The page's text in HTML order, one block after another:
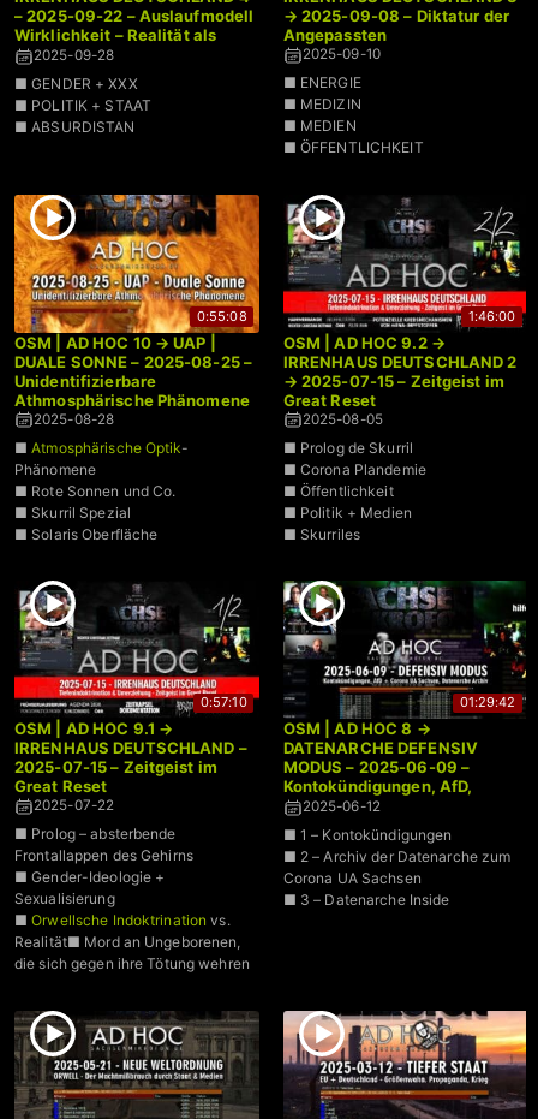
– 2025-09-22 – Auslaufmodell
Wirklichkeit – Realität als
Feindbild
2025-09-28
■ GENDER + XXX
■ POLITIK + STAAT
■ ABSURDISTAN
→ 2025-09-08 – Diktatur der
Angepassten
2025-09-10
■ ENERGIE
■ MEDIZIN
■ MEDIEN
■ ÖFFENTLICHKEIT
0:55:08
OSM | AD HOC 10 → UAP |
DUALE SONNE – 2025-08-25 –
Unidentifizierbare
Athmosphärische Phänomene
2025-08-28
■Atmosphärische Optik-
Phänomene
■ Rote Sonnen und Co.
■ Skurril Spezial
■ Solaris Oberfläche
1:46:00
OSM | AD HOC 9.2 →
IRRENHAUS DEUTSCHLAND 2
→ 2025-07-15 – Zeitgeist im
Great Reset
2025-08-05
■ Prolog de Skurril
■ Corona Plandemie
■ Öffentlichkeit
■ Politik + Medien
■ Skurriles
0:57:10
OSM | AD HOC 9.1 →
IRRENHAUS DEUTSCHLAND –
2025-07-15 – Zeitgeist im
Great Reset
2025-07-22
■ Prolog – absterbende
Frontallappen des Gehirns
■ Gender-Ideologie +
Sexualisierung
■Orwellsche Indoktrination vs.
Realität■ Mord an Ungeborenen,
die sich gegen ihre Tötung wehren
01:29:42
OSM | AD HOC 8 →
DATENARCHE DEFENSIV
MODUS – 2025-06-09 –
Kontokündigungen, AfD,
Corona UA Sachsen
2025-06-12
■ 1 – Kontokündigungen
■ 2 – Archiv der Datenarche zum
Corona UA Sachsen
■ 3 – Datenarche Inside